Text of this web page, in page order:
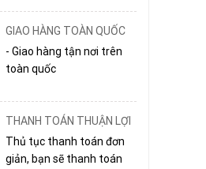
GIAO HÀNG TOÀN QUỐC
- Giao hàng tận nơi trên
toàn quốc
THANH TOÁN THUẬN LỢI
Thủ tục thanh toán đơn
giản, bạn sẽ thanh toán